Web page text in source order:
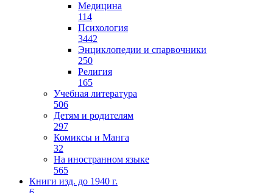
Медицина
114
Психология
3442
Энциклопедии и спарвочники
250
Религия
165
Учебная литература
506
Детям и родителям
297
Комиксы и Манга
32
На иностранном языке
565
Книги изд. до 1940 г.